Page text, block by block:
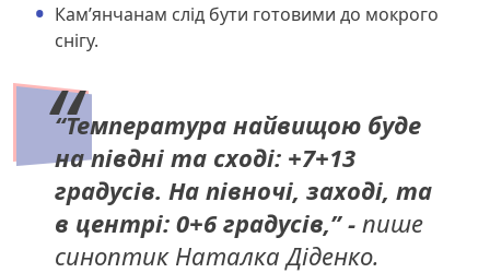
Кам’янчанам слід бути готовими до мокрого
снігу.
“Температура найвищою буде
на півдні та сході: +7+13
градусів. На півночі, заході, та
в центрі: 0+6 градусів,” - пише
синоптик Наталка Діденко.